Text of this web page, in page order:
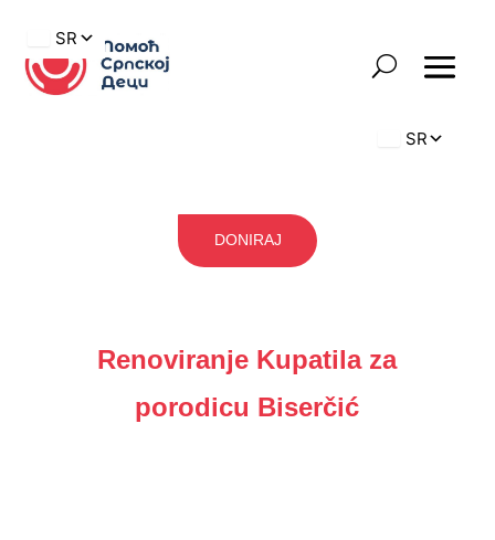
DONIRAJ
Renoviranje Kupatila za
porodicu Biserčić